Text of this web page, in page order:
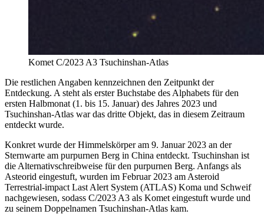
Komet C/2023 A3 Tsuchinshan-Atlas
Die restlichen Angaben kennzeichnen den Zeitpunkt der
Entdeckung. A steht als erster Buchstabe des Alphabets für den
ersten Halbmonat (1. bis 15. Januar) des Jahres 2023 und
Tsuchinshan-Atlas war das dritte Objekt, das in diesem Zeitraum
entdeckt wurde.
Konkret wurde der Himmelskörper am 9. Januar 2023 an der
Sternwarte am purpurnen Berg in China entdeckt. Tsuchinshan ist
die Alternativschreibweise für den purpurnen Berg. Anfangs als
Asteorid eingestuft, wurden im Februar 2023 am Asteroid
Terrestrial-impact Last Alert System (ATLAS) Koma und Schweif
nachgewiesen, sodass C/2023 A3 als Komet eingestuft wurde und
zu seinem Doppelnamen Tsuchinshan-Atlas kam.